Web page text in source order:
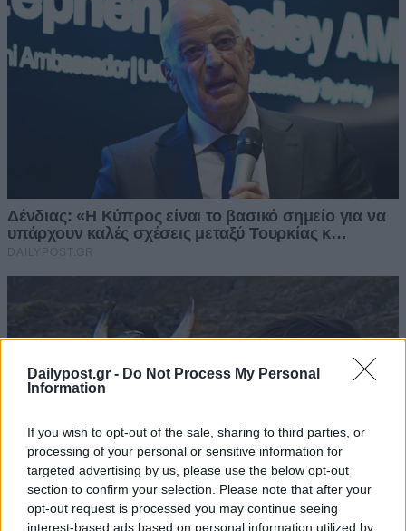
Dailypost.gr - Do Not Process My Personal
Information
If you wish to opt-out of the sale, sharing to third parties, or
processing of your personal or sensitive information for
targeted advertising by us, please use the below opt-out
section to confirm your selection. Please note that after your
opt-out request is processed you may continue seeing
interest-based ads based on personal information utilized by